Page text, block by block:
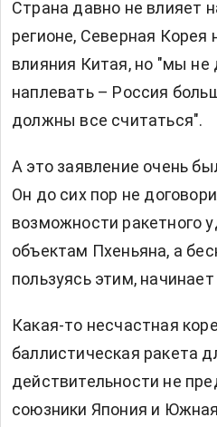
Страна давно не влияет
регионе, Северная Корея
влияния Китая, но "мы
наплевать – Россия
должны все считаться".
А это заявление очень
Он до сих пор не
возможности ракетного
объектам Пхеньяна, а
пользуясь этим,
Какая-то несчастная
баллистическая ракета
действительности не
союзники Япония и